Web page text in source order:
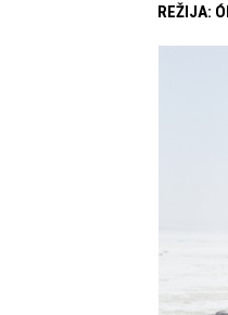
REŽIJA: